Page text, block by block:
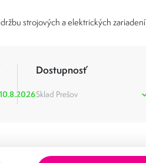
strojových a elektrických zariadení
10.8.2026
Dostupnosť
Sklad Prešov